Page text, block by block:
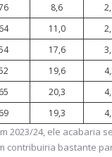
8,6
64 11,0
17,6
19,6
65 20,3
69 19,3
2023/24, ele acabaria
contribuiria bastante